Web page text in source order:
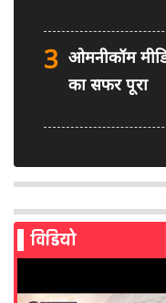
3 ओमनीकॉम
का सफर पूरा
मिलेगी मेटा की
5 AI से बने फर्जी
विडियो